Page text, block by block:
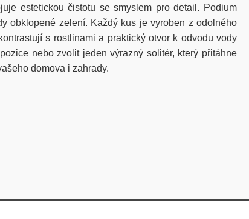
estetickou čistotu se smyslem pro detail. Podium
obklopené zelení. Každý kus je vyroben z odolného
s rostlinami a praktický otvor k odvodu vody
nebo zvolit jeden výrazný solitér, který přitáhne
domova i zahrady.